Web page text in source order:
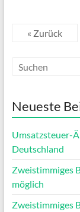
« Zurück
Neueste
Umsatzsteuer-
Deutschland
Zweistimmiges
möglich
Zweistimmiges